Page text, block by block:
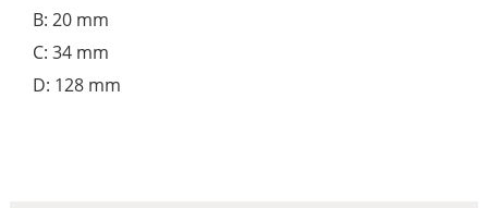
B: 20 mm
C: 34 mm
D: 128 mm